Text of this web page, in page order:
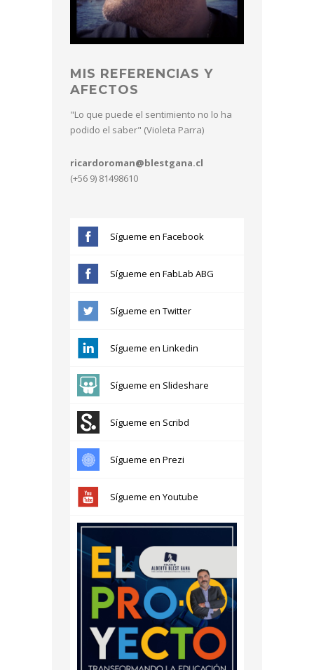
MIS REFERENCIAS Y
AFECTOS
"Lo que puede el sentimiento no lo ha
podido el saber" (Violeta Parra)
ricardoroman@blestgana.cl
(+56 9) 81498610
Sígueme en Facebook
Sígueme en FabLab ABG
Sígueme en Twitter
Sígueme en Linkedin
Sígueme en Slideshare
Sígueme en Scribd
Sígueme en Prezi
Sígueme en Youtube